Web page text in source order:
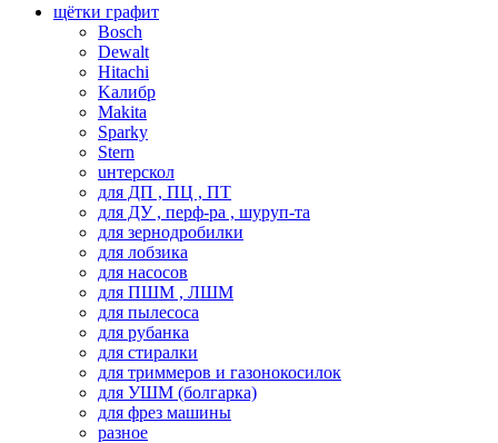
щётки графит
Bosch
Dewalt
Hitachi
Kалибр
Makita
Sparky
Stern
uнтерскол
для ДП , ПЦ , ПТ
для ДУ , перф-ра , шуруп-та
для зернодробилки
для лобзика
для насосов
для ПШМ , ЛШМ
для пылесоса
для рубанка
для стиралки
для триммеров и газонокосилок
для УШМ (болгарка)
для фрез машины
разное